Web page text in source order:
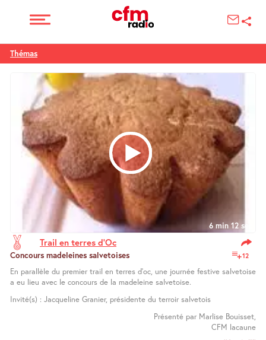
Thémas
6 min 12 sec
Trail en terres d’Oc
12
Concours madeleines salvetoises
En parallèle du premier trail en terres d’oc, une journée festive salvetoise
a eu lieu avec le concours de la madeleine salvetoise.
Invité(s) : Jacqueline Granier, présidente du terroir salvetois
Présenté par Marlise Bouisset,
CFM lacaune